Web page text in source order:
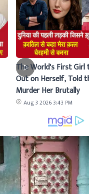
The World's First Girl
Out on Herself, Told
Murder Her Brutally
Aug 3 2026 3:43 PM